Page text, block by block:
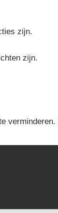
zijn.
zijn.
verminderen.